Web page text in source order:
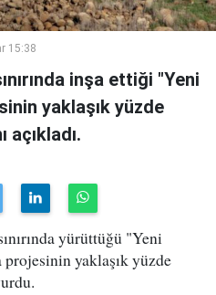
15:38
inşa ettiği "Yeni
yaklaşık yüzde
açıkladı.
yürüttüğü "Yeni
yaklaşık yüzde